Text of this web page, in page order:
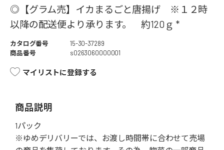
◎【グラム売】イカまるごと唐揚げ ※１２時
以降の配送便より承ります。 約120ｇ *
カタログ番号
15-30-37289
商品番号
s0263060000001
マイリストに登録する
商品説明
1パック
※ゆめデリバリーでは、お渡し時間帯に合わせて売場